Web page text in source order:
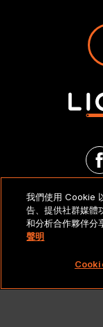
Copyright
我們使用 Cookie
告、提供社群媒體
和分析合作夥伴分
聲明